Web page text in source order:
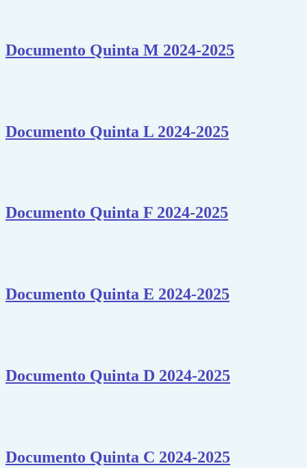
Documento Quinta M 2024-2025
Documento Quinta L 2024-2025
Documento Quinta F 2024-2025
Documento Quinta E 2024-2025
Documento Quinta D 2024-2025
Documento Quinta C 2024-2025